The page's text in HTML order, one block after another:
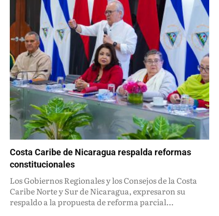
Costa Caribe de Nicaragua respalda reformas
constitucionales
Los Gobiernos Regionales y los Consejos de la Costa
Caribe Norte y Sur de Nicaragua, expresaron su
respaldo a la propuesta de reforma parcial...